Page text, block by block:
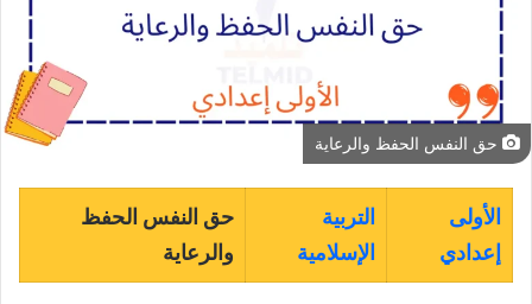
حق النفس الحفظ والرعاية
الأولى
إعدادي
التربية
الإسلامية
حق النفس الحفظ
والرعاية